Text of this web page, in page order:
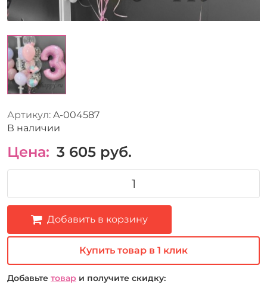
Артикул: A-004587
В наличии
Цена: 3 605 руб.
Добавить в корзину
Купить товар в 1 клик
Добавьте товар и получите скидку: